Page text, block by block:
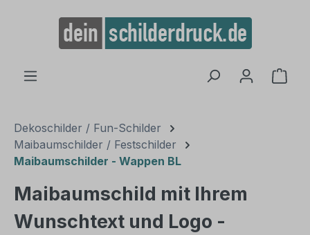
springen
Dekoschilder / Fun-Schilder
Maibaumschilder / Festschilder
Maibaumschilder - Wappen BL
Maibaumschild mit Ihrem
Wunschtext und Logo -